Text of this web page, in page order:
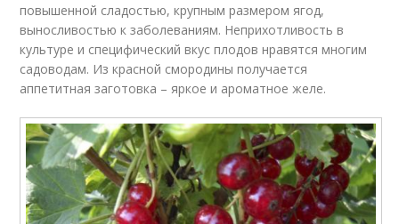
повышенной сладостью, крупным размером ягод,
выносливостью к заболеваниям. Неприхотливость в
культуре и специфический вкус плодов нравятся многим
садоводам. Из красной смородины получается
аппетитная заготовка – яркое и ароматное желе.